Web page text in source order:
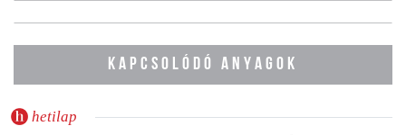
KAPCSOLÓDÓ ANYAGOK
hetilap